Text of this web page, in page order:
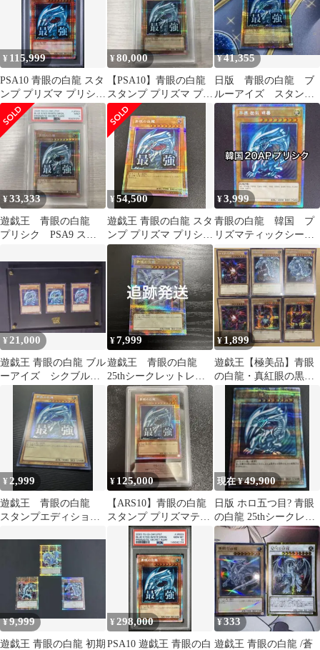
¥ 115,999
PSA10 青眼の白龍 スタ
ンプ プリズマ プリシク
最強
¥80,000
【PSA10】青眼の白龍
スタンプ プリズマ プリ
シク 最強 絵違い 日版
¥41,355
日版 青眼の白龍 ブ
ルーアイズ スタン
プ プリズマ
¥33,333
遊戯王 青眼の白龍
プリシク PSA9 スタ
¥54,500
遊戯王 青眼の白龍 スタ
ンプ プリズマ プリシク
最強 日版
¥3,999
青眼の白龍 韓国 プ
リズマティックシーク
レットパラレル プリ
シク
¥ 21,000
遊戯王 青眼の白龍 ブル
ーアイズ シクブル
ト QCCP
¥7,999
遊戯王 青眼の白龍
25thシークレットレア1
枚【QCDB版】
¥1,899
遊戯王【極美品】青眼
の白龍・真紅眼の黒
竜・ブラック・マジシ
ャン 絵違いシクセッ
¥ 2,999
遊戯王 青眼の白龍
スタンプエディショ
¥ 125,000
【ARS10】青眼の白龍
スタンプ プリズマティ
ックシークレット プリ
シク 最強
現在 ¥49,900
日版 ホロ五つ目? 青眼
の白龍 25thシークレッ
トレア QCCP 初期絵
¥9,999
遊戯王 青眼の白龍 初期
¥ 298,000
PSA10 遊戯王 青眼の白
¥333
遊戯王 青眼の白龍 /蒼